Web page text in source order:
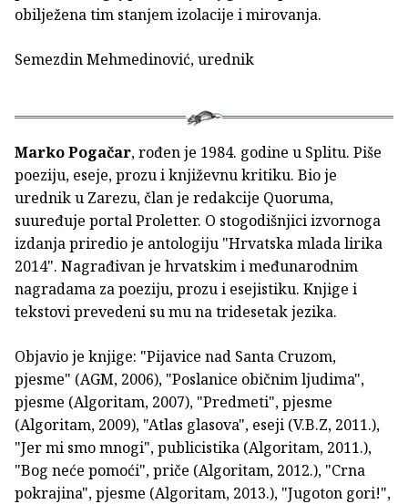
obilježena tim stanjem izolacije i mirovanja.
Semezdin Mehmedinović, urednik
Marko Pogačar, rođen je 1984. godine u Splitu. Piše
poeziju, eseje, prozu i književnu kritiku. Bio je
urednik u Zarezu, član je redakcije Quoruma,
suuređuje portal Proletter. O stogodišnjici izvornoga
izdanja priredio je antologiju "Hrvatska mlada lirika
2014". Nagrađivan je hrvatskim i međunarodnim
nagradama za poeziju, prozu i esejistiku. Knjige i
tekstovi prevedeni su mu na tridesetak jezika.
Objavio je knjige: "Pijavice nad Santa Cruzom,
pjesme" (AGM, 2006), "Poslanice običnim ljudima",
pjesme (Algoritam, 2007), "Predmeti", pjesme
(Algoritam, 2009), "Atlas glasova", eseji (V.B.Z, 2011.),
"Jer mi smo mnogi", publicistika (Algoritam, 2011.),
"Bog neće pomoći", priče (Algoritam, 2012.), "Crna
pokrajina", pjesme (Algoritam, 2013.), "Jugoton gori!",